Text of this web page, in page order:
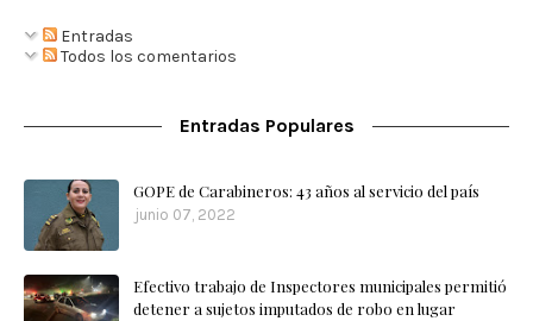
Entradas
Todos los comentarios
Entradas Populares
GOPE de Carabineros: 43 años al servicio del país
junio 07, 2022
Efectivo trabajo de Inspectores municipales permitió
detener a sujetos imputados de robo en lugar